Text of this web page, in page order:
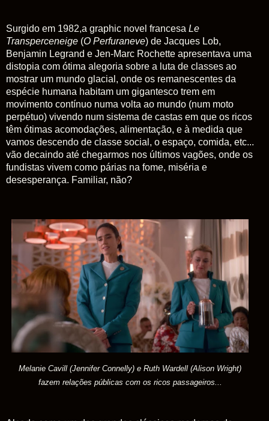
Surgido em 1982,a graphic novel francesa Le
Transperceneige (O Perfuraneve) de Jacques Lob,
Benjamin Legrand e Jen-Marc Rochette apresentava uma
distopia com ótima alegoria sobre a luta de classes ao
mostrar um mundo glacial, onde os remanescentes da
espécie humana habitam um gigantesco trem em
movimento contínuo numa volta ao mundo (num moto
perpétuo) vivendo num sistema de castas em que os ricos
têm ótimas acomodações, alimentação, e à medida que
vamos descendo de classe social, o espaço, comida, etc...
vão decaindo até chegarmos nos últimos vagões, onde os
fundistas vivem como párias na fome, miséria e
desesperança. Familiar, não?
Melanie Cavill (Jennifer Connelly) e Ruth Wardell (Alison Wright)
fazem relações públicas com os ricos passageiros...